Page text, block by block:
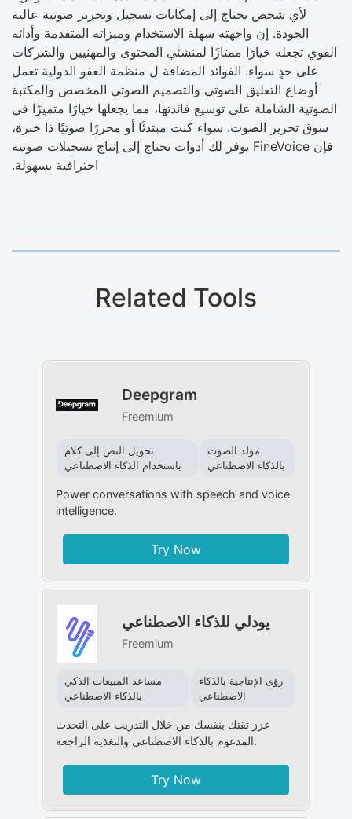
لأي شخص يحتاج إلى إمكانات تسجيل وتحرير صوتية عالية
الجودة. إن واجهته سهلة الاستخدام وميزاته المتقدمة وأدائه
القوي تجعله خيارًا ممتازًا لمنشئي المحتوى والمهنيين والشركات
على حدٍ سواء. الفوائد المضافة ل منظمة العفو الدولية تعمل
أوضاع التعليق الصوتي والتصميم الصوتي المخصص والمكتبة
الصوتية الشاملة على توسيع فائدتها، مما يجعلها خيارًا متميزًا في
سوق تحرير الصوت. سواء كنت مبتدئًا أو محررًا صوتيًا ذا خبرة،
فإن FineVoice يوفر لك أدوات تحتاج إلى إنتاج تسجيلات صوتية
احترافية بسهولة.
Related Tools
Deepgram
Freemium
تحويل النص إلى كلام
باستخدام الذكاء الاصطناعي
مولد الصوت
بالذكاء الاصطناعي
Power conversations with speech and voice
intelligence.
Try Now
يودلي للذكاء الاصطناعي
Freemium
مساعد المبيعات الذكي
بالذكاء الاصطناعي
رؤى الإنتاجية بالذكاء
الاصطناعي
عزز ثقتك بنفسك من خلال التدريب على التحدث
المدعوم بالذكاء الاصطناعي والتغذية الراجعة.
Try Now